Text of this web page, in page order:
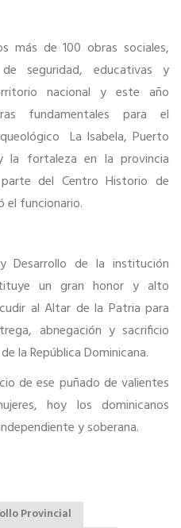
más de 100 obras sociales,
seguridad, educativas y
nacional y este año
fundamentales para el
La Isabela, Puerto
la fortaleza en la provincia
del Centro Historio de
el funcionario.
Desarrollo de la institución
un gran honor y alto
al Altar de la Patria para
abnegación y sacrificio
la República Dominicana.
de ese puñado de valientes
hoy los dominicanos
y soberana.
Provincial